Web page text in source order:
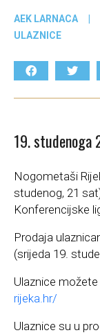
AEK LARNACA |
ULAZNICE
19. studenoga
Nogometaši
studenog, 21
Konferencijske
Prodaja
(srijeda 19.
Ulaznice
rijeka.hr/
Ulaznice su u